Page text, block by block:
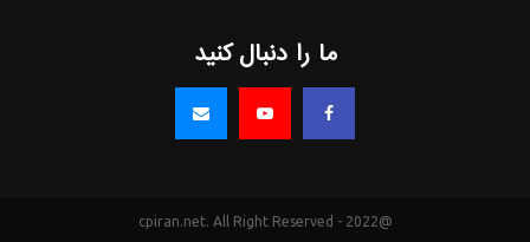
ما را دنبال کنید
@2022 - cpiran.net. All Right Reserved